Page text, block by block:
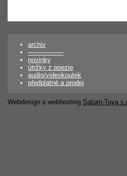
archiv
––––––––––
novinky
útržky z poezie
audio/videokoutek
předplatné a prodej
Webdesign a webhosting Saturn-Toya